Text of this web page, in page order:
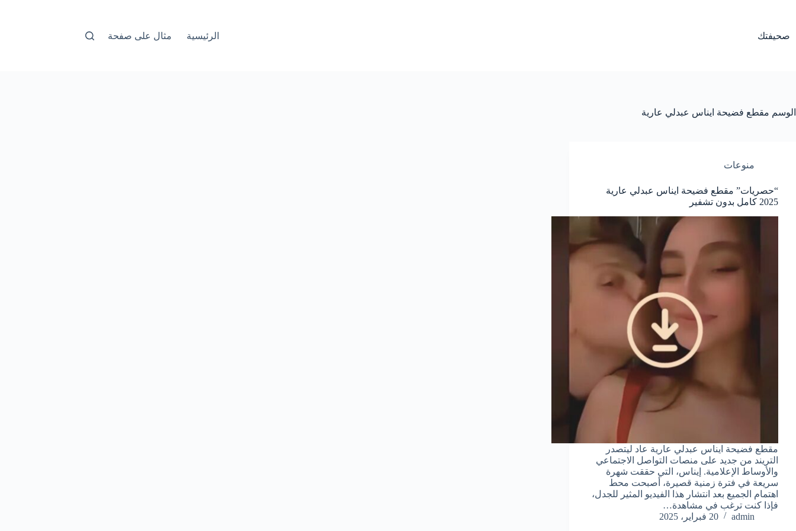
صحيفتك الرئيسية مثال على صفحة
الوسم مقطع فضيحة ايناس عبدلي عارية
منوعات
“حصريات” مقطع فضيحة ايناس عبدلي عارية
2025 كامل بدون تشفير
مقطع فضيحة ايناس عبدلي عارية عاد ليتصدر
التريند من جديد على منصات التواصل الاجتماعي
والأوساط الإعلامية. إيناس، التي حققت شهرة
سريعة في فترة زمنية قصيرة، أصبحت محط
اهتمام الجميع بعد انتشار هذا الفيديو المثير للجدل،
فإذا كنت ترغب في مشاهدة…
admin
20 فبراير، 2025